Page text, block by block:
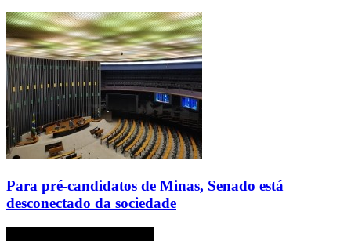
Para pré-candidatos de Minas, Senado está
desconectado da sociedade